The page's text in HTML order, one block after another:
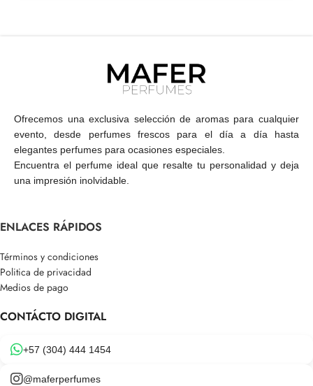
Ofrecemos una exclusiva selección de aromas para cualquier
evento, desde perfumes frescos para el día a día hasta
elegantes perfumes para ocasiones especiales.
Encuentra el perfume ideal que resalte tu personalidad y deja
una impresión inolvidable.
ENLACES RÁPIDOS
Términos y condiciones
Politica de privacidad
Medios de pago
CONTÁCTO DIGITAL
+57 (304) 444 1454
@maferperfumes